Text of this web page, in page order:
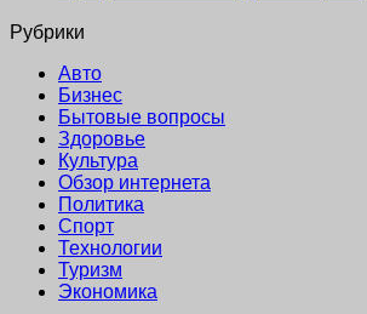
Рубрики
Авто
Бизнес
Бытовые вопросы
Здоровье
Культура
Обзор интернета
Политика
Спорт
Технологии
Туризм
Экономика